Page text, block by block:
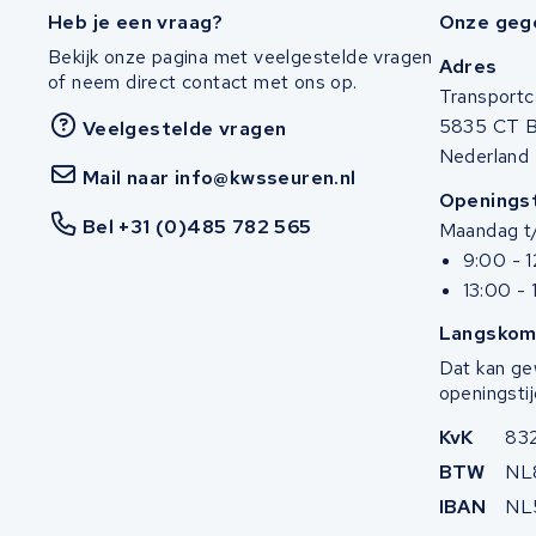
Bianchi
Winther
Zuchetti
Heb je een vraag?
Bekijk onze pagina met veelgestelde vragen
of neem direct contact met ons op.
Veelgestelde vragen
Mail naar info@kwsseuren.nl
Bel +31 (0)485 782 565
Onze
Adres
5835 CT
Nederland
Maandag
9:00 -
13:00 -
Dat kan
KvK
BTW
IBAN